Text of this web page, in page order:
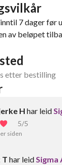
7 dager før
av beløpet
etter bestilling
H har leid
5/5
siden
T har leidSigma